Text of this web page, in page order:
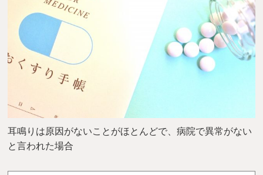
耳鳴りは原因がないことがほとんどで、病院で異常がない
と言われた場合